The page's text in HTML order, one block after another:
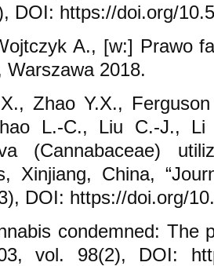
DOI: https://doi.org/
A., [w:] Prawo
Warszawa 2018.
Zhao Y.X.,
L.-C., Liu C.-J.,
(Cannabaceae)
Xinjiang, China,
DOI: https://doi.org/
condemned: The
vol. 98(2), DOI: